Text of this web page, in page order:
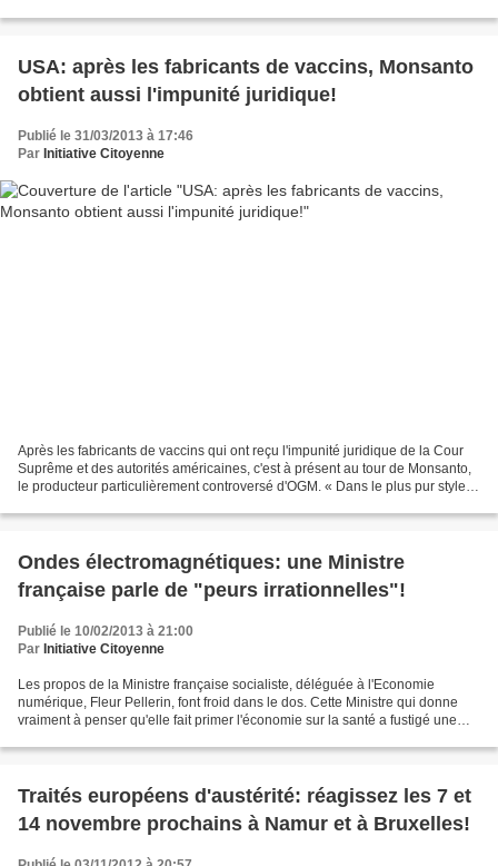
USA: après les fabricants de vaccins, Monsanto
obtient aussi l'impunité juridique!
Publié le 31/03/2013 à 17:46
Par Initiative Citoyenne
Après les fabricants de vaccins qui ont reçu l'impunité juridique de la Cour
Suprême et des autorités américaines, c'est à présent au tour de Monsanto,
le producteur particulièrement controversé d'OGM. « Dans le plus pur style
Ondes électromagnétiques: une Ministre
française parle de "peurs irrationnelles"!
Publié le 10/02/2013 à 21:00
Par Initiative Citoyenne
Les propos de la Ministre française socialiste, déléguée à l'Economie
numérique, Fleur Pellerin, font froid dans le dos. Cette Ministre qui donne
vraiment à penser qu'elle fait primer l'économie sur la santé a fustigé une
Traités européens d'austérité: réagissez les 7 et
14 novembre prochains à Namur et à Bruxelles!